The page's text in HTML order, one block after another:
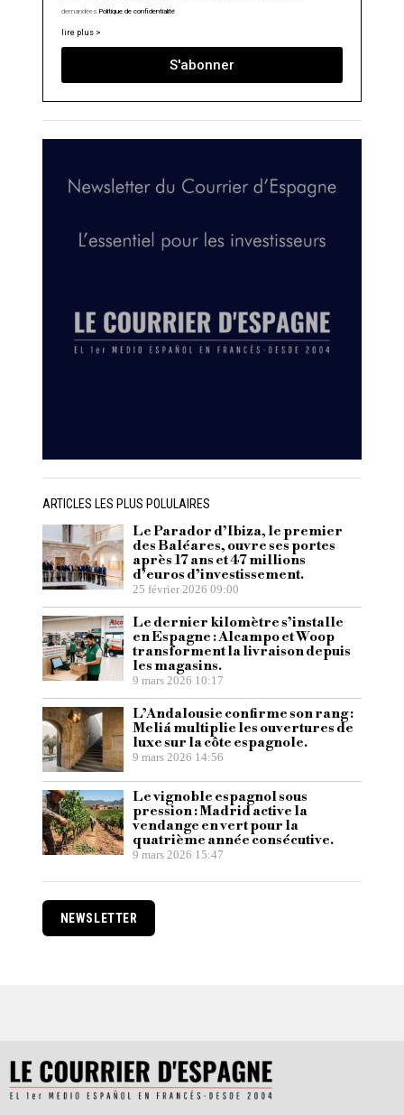
demandées.Politique de confidentialité
lire plus >
S'abonner
ARTICLES LES PLUS POLULAIRES
Le Parador d’Ibiza, le premier
des Baléares, ouvre ses portes
après 17 ans et 47 millions
d’euros d’investissement.
25 février 2026 09:00
Le dernier kilomètre s’installe
en Espagne : Alcampo et Woop
transforment la livraison depuis
les magasins.
9 mars 2026 10:17
L’Andalousie confirme son rang :
Meliá multiplie les ouvertures de
luxe sur la côte espagnole.
9 mars 2026 14:56
Le vignoble espagnol sous
pression : Madrid active la
vendange en vert pour la
quatrième année consécutive.
9 mars 2026 15:47
NEWSLETTER